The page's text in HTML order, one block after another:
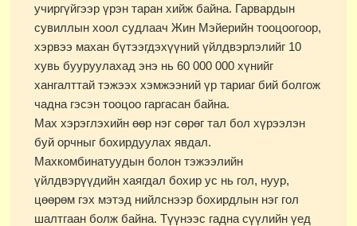
учиргүйгээр үрэн таран хийж байна. Гарвардын
сувиллын хоол судлаач Жин Мэйерийн тооцоогоор,
хэрвээ махан бүтээгдэхүүний үйлдвэрлэлийг 10
хувь бууруулахад энэ нь 60 000 000 хүнийг
хангалттай тэжээх хэмжээний үр тариаг бий болгож
чадна гэсэн тооцоо гаргасан байна.
Мах хэрэглэхийн өөр нэг сөрөг тал бол хүрээлэн
буй орчныг бохирдуулах явдал.
Махкомбинатуудын болон тэжээлийн
үйлдвэрүүдийн хаягдал бохир ус нь гол, нуур,
цөөрөм гэх мэтэд нийлснээр бохирдлын нэг гол
шалтгаан болж байна. Түүнээс гадна сүүлийн үед